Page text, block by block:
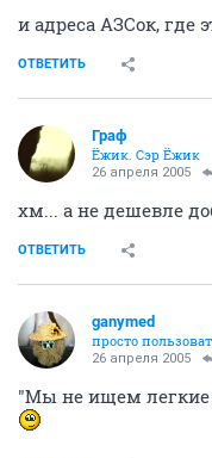
и адреса АЗСок, где
ОТВЕТИТЬ
Граф
Ёжик. Сэр Ёжик
26 апреля 2005
хм... а не дешевле
ОТВЕТИТЬ
ganymed
просто
26 апреля 2005
"Мы не ищем легкие